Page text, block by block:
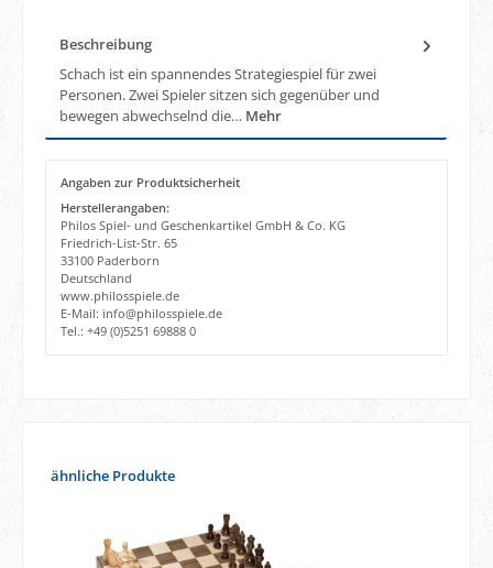
Beschreibung
Schach ist ein spannendes Strategiespiel für zwei
Personen. Zwei Spieler sitzen sich gegenüber und
bewegen abwechselnd die… Mehr
Angaben zur Produktsicherheit
Herstellerangaben:
Philos Spiel- und Geschenkartikel GmbH & Co. KG
Friedrich-List-Str. 65
33100 Paderborn
Deutschland
www.philosspiele.de
E-Mail: info@philosspiele.de
Tel.: +49 (0)5251 69888 0
Produktgalerie überspringen
ähnliche Produkte